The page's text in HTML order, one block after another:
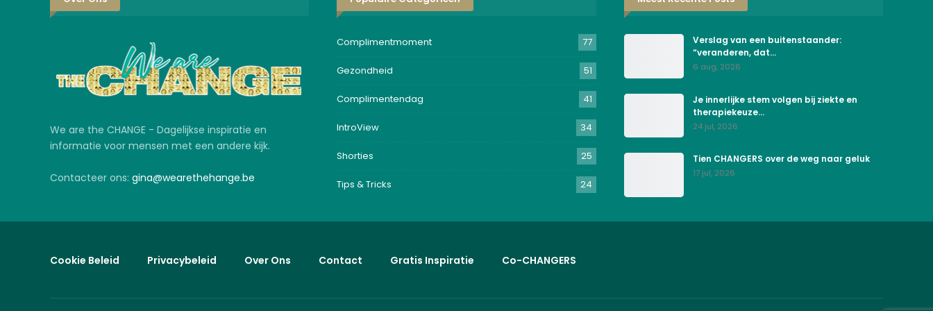
We are the CHANGE - Dagelijkse inspiratie en
informatie voor mensen met een andere kijk.
Contacteer ons: gina@wearethehange.be
Complimentmoment 77
Gezondheid 51
Complimentendag 41
IntroView 34
Shorties 25
Tips & Tricks 24
Verslag van een buitenstaander:
“veranderen, dat…
6 aug, 2026
Je innerlijke stem volgen bij ziekte en
therapiekeuze…
24 jul, 2026
Tien CHANGERS over de weg naar geluk
17 jul, 2026
Cookie Beleid Privacybeleid Over Ons Contact Gratis Inspiratie Co-CHANGERS